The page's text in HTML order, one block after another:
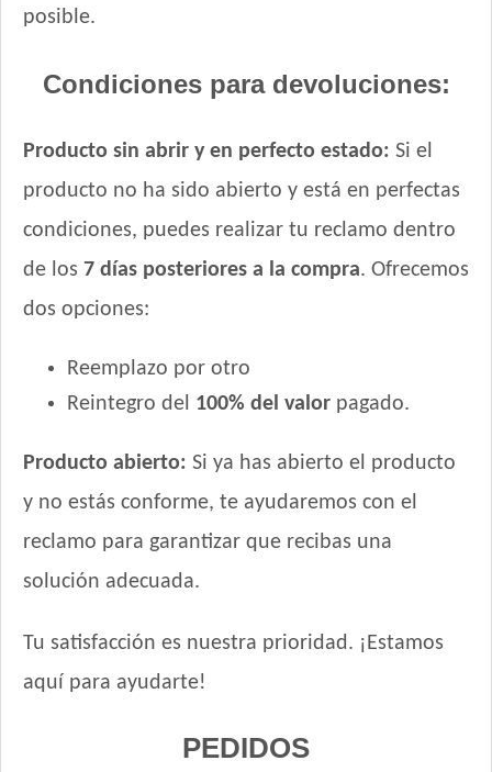
posible.
Condiciones para devoluciones:
Producto sin abrir y en perfecto estado: Si el
producto no ha sido abierto y está en perfectas
condiciones, puedes realizar tu reclamo dentro
de los 7 días posteriores a la compra. Ofrecemos
dos opciones:
Reemplazo por otro
Reintegro del 100% del valor pagado.
Producto abierto: Si ya has abierto el producto
y no estás conforme, te ayudaremos con el
reclamo para garantizar que recibas una
solución adecuada.
Tu satisfacción es nuestra prioridad. ¡Estamos
aquí para ayudarte!
PEDIDOS